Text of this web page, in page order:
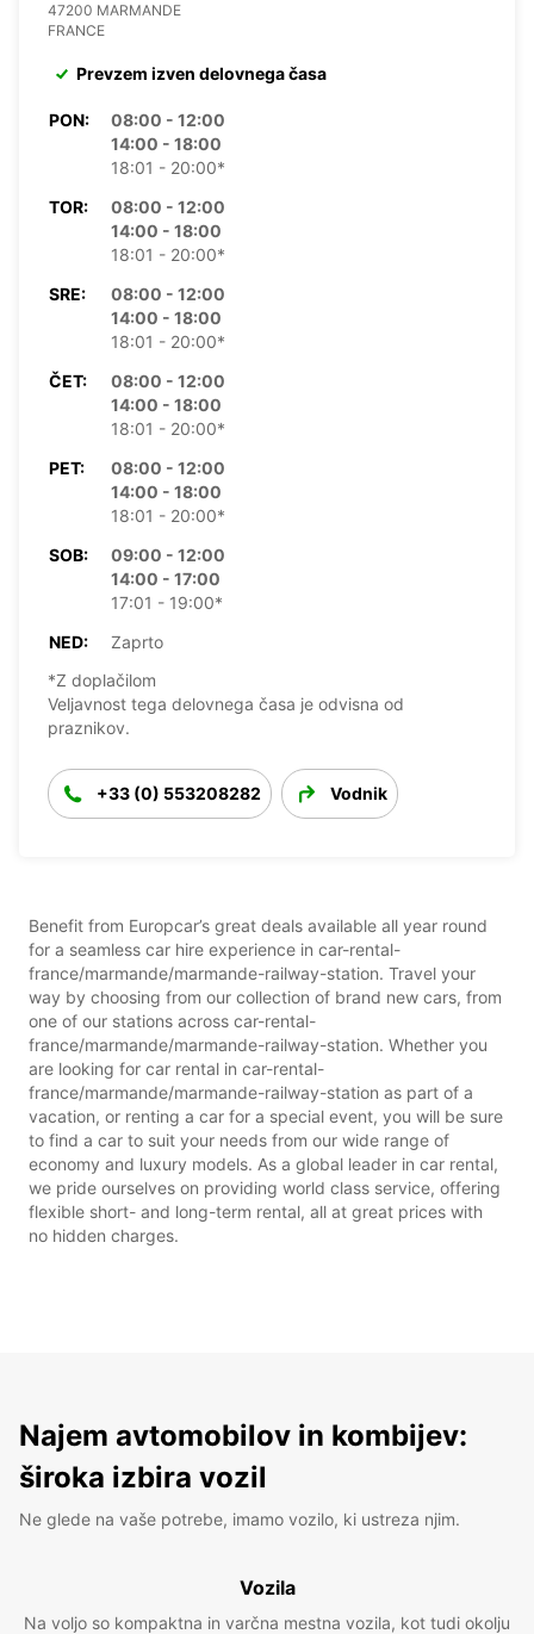
47200 MARMANDE
FRANCE
Prevzem izven delovnega časa
PON:
08:00 - 12:00
14:00 - 18:00
18:01 - 20:00*
TOR:
08:00 - 12:00
14:00 - 18:00
18:01 - 20:00*
SRE:
08:00 - 12:00
14:00 - 18:00
18:01 - 20:00*
ČET:
08:00 - 12:00
14:00 - 18:00
18:01 - 20:00*
PET:
08:00 - 12:00
14:00 - 18:00
18:01 - 20:00*
SOB:
09:00 - 12:00
14:00 - 17:00
17:01 - 19:00*
NED:
Zaprto
*Z doplačilom
Veljavnost tega delovnega časa je odvisna od
praznikov.
+33 (0) 553208282 Vodnik
Benefit from Europcar’s great deals available all year round
for a seamless car hire experience in car-rental-
france/marmande/marmande-railway-station. Travel your
way by choosing from our collection of brand new cars, from
one of our stations across car-rental-
france/marmande/marmande-railway-station. Whether you
are looking for car rental in car-rental-
france/marmande/marmande-railway-station as part of a
vacation, or renting a car for a special event, you will be sure
to find a car to suit your needs from our wide range of
economy and luxury models. As a global leader in car rental,
we pride ourselves on providing world class service, offering
flexible short- and long-term rental, all at great prices with
no hidden charges.
Najem avtomobilov in kombijev:
široka izbira vozil
Ne glede na vaše potrebe, imamo vozilo, ki ustreza njim.
Vozila
Na voljo so kompaktna in varčna mestna vozila, kot tudi okolju